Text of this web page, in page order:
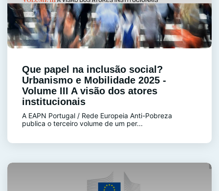
Que papel na inclusão social?
Urbanismo e Mobilidade 2025 -
Volume III A visão dos atores
institucionais
A EAPN Portugal / Rede Europeia Anti-Pobreza
publica o terceiro volume de um per...